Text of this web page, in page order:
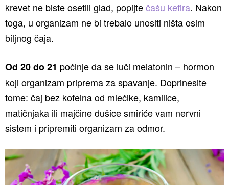
krevet ne biste osetili glad, popijtečašu kefira. Nakon
toga, u organizam ne bi trebalo unositi ništa osim
biljnog čaja.
Od 20 do 21 počinje da se luči melatonin – hormon
koji organizam priprema za spavanje. Doprinesite
tome: čaj bez kofeina od mlečike, kamilice,
matičnjaka ili majčine dušice smiriće vam nervni
sistem i pripremiti organizam za odmor.